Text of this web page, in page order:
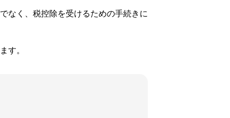
なく、税控除を受けるための手続きに
す。